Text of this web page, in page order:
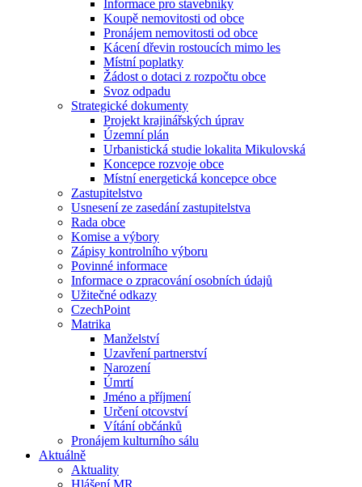
Informace pro stavebníky
Koupě nemovitosti od obce
Pronájem nemovitosti od obce
Kácení dřevin rostoucích mimo les
Místní poplatky
Žádost o dotaci z rozpočtu obce
Svoz odpadu
Strategické dokumenty
Projekt krajinářských úprav
Územní plán
Urbanistická studie lokalita Mikulovská
Koncepce rozvoje obce
Místní energetická koncepce obce
Zastupitelstvo
Usnesení ze zasedání zastupitelstva
Rada obce
Komise a výbory
Zápisy kontrolního výboru
Povinné informace
Informace o zpracování osobních údajů
Užitečné odkazy
CzechPoint
Matrika
Manželství
Uzavření partnerství
Narození
Úmrtí
Jméno a příjmení
Určení otcovství
Vítání občánků
Pronájem kulturního sálu
Aktuálně
Aktuality
Hlášení MR